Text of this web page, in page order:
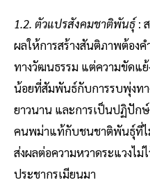
1.2. ตัวแปรสังคมชาติพันธุ์ :
ผลให้การสร้างสันติภาพต้อง
ทางวัฒนธรรม แต่ความขัดแ
น้อยที่สัมพันธ์กับการรบพุ่งทา
ยาวนาน และการเป็นปฏิปัก
คนพม่าแท้กับชนชาติพันธุ์ที่ไ
ส่งผลต่อความหวาดระแวงไ
ประชากรเมียนมา